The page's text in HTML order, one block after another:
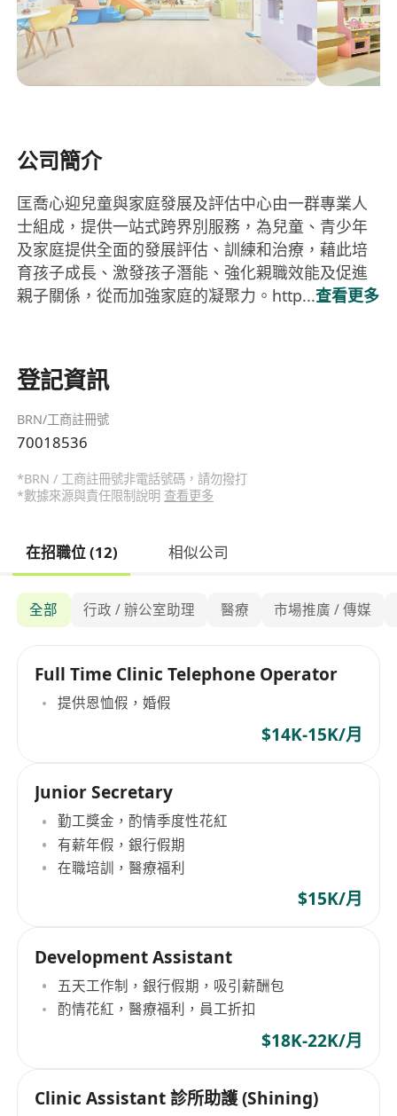
公司簡介
匡喬心迎兒童與家庭發展及評估中心由一群專業人
士組成，提供一站式跨界別服務，為兒童、青少年
及家庭提供全面的發展評估、訓練和治療，藉此培
育孩子成長、激發孩子潛能、強化親職效能及促進
親子關係，從而加強家庭的凝聚力。http...查看更多
登記資訊
BRN/工商註冊號
70018536
*BRN / 工商註冊號非電話號碼，請勿撥打
*數據來源與責任限制說明 查看更多
在招職位 (12) 相似公司
全部 行政 / 辦公室助理 醫療 市場推廣 / 傳媒
Full Time Clinic Telephone Operator
提供恩恤假，婚假
$14K-15K/月
Junior Secretary
勤工獎金，酌情季度性花紅
有薪年假，銀行假期
在職培訓，醫療福利
$15K/月
Development Assistant
五天工作制，銀行假期，吸引薪酬包
酌情花紅，醫療福利，員工折扣
$18K-22K/月
Clinic Assistant 診所助護 (Shining)